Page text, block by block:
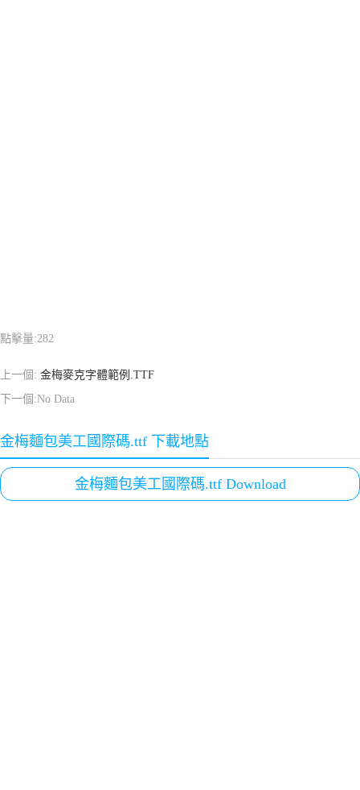
點擊量:282
上一個: 金梅麥克字體範例.TTF
下一個:No Data
金梅麵包美工國際碼.ttf 下載地點
金梅麵包美工國際碼.ttf Download